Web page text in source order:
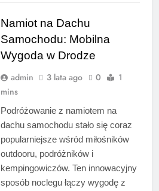
Namiot na Dachu
Samochodu: Mobilna
Wygoda w Drodze
admin 3 lata ago 0
1
mins
Podróżowanie z namiotem na
dachu samochodu stało się coraz
popularniejsze wśród miłośników
outdooru, podróżników i
kempingowiczów. Ten innowacyjny
sposób noclegu łączy wygodę z